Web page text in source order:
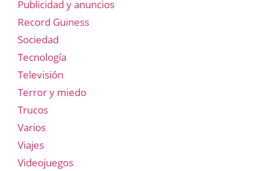
Publicidad y anuncios
Record Guiness
Sociedad
Tecnología
Televisión
Terror y miedo
Trucos
Varios
Viajes
Videojuegos